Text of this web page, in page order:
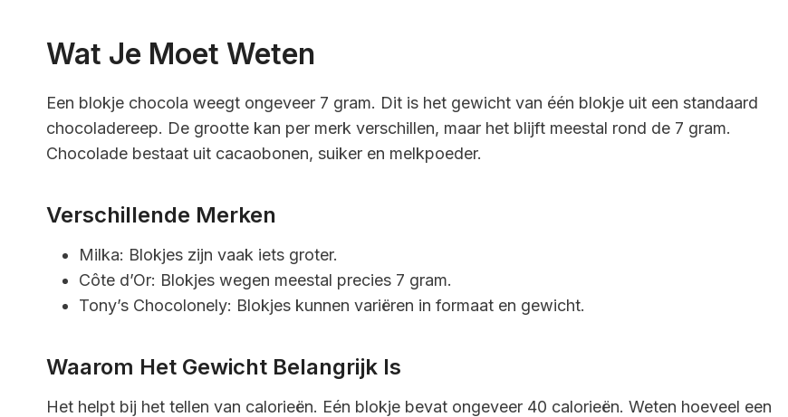
Wat Je Moet Weten
Een blokje chocola weegt ongeveer 7 gram. Dit is het gewicht van één blokje uit een standaard
chocoladereep. De grootte kan per merk verschillen, maar het blijft meestal rond de 7 gram.
Chocolade bestaat uit cacaobonen, suiker en melkpoeder.
Verschillende Merken
Milka: Blokjes zijn vaak iets groter.
Côte d’Or: Blokjes wegen meestal precies 7 gram.
Tony’s Chocolonely: Blokjes kunnen variëren in formaat en gewicht.
Waarom Het Gewicht Belangrijk Is
Het helpt bij het tellen van calorieën. Eén blokje bevat ongeveer 40 calorieën. Weten hoeveel een